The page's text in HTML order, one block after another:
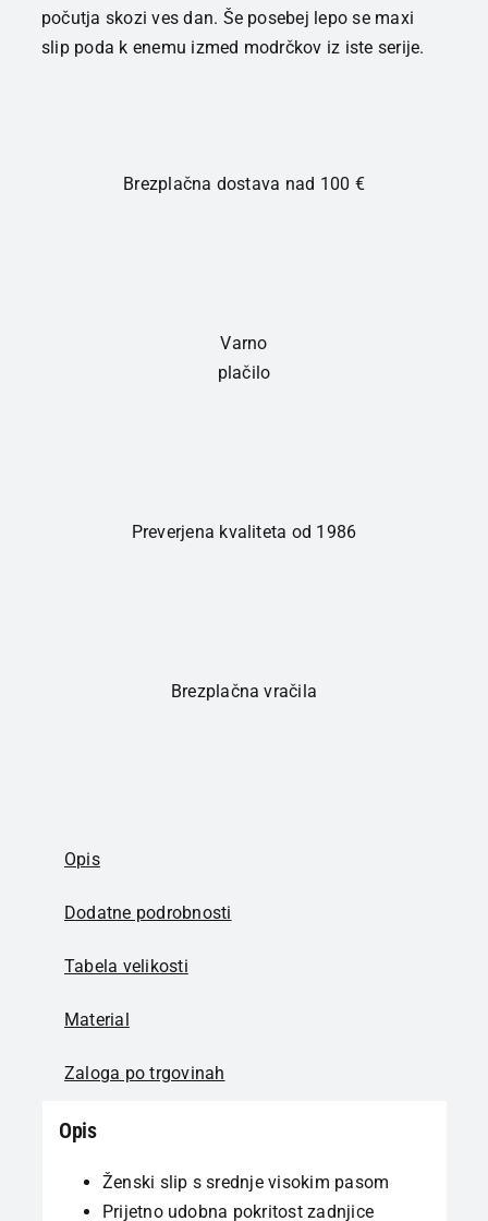
počutja skozi ves dan. Še posebej lepo se maxi
slip poda k enemu izmed modrčkov iz iste serije.
Brezplačna dostava nad 100 €
Varno
plačilo
Preverjena kvaliteta od 1986
Brezplačna vračila
Opis
Dodatne podrobnosti
Tabela velikosti
Material
Zaloga po trgovinah
Opis
Ženski slip s srednje visokim pasom
Prijetno udobna pokritost zadnjice